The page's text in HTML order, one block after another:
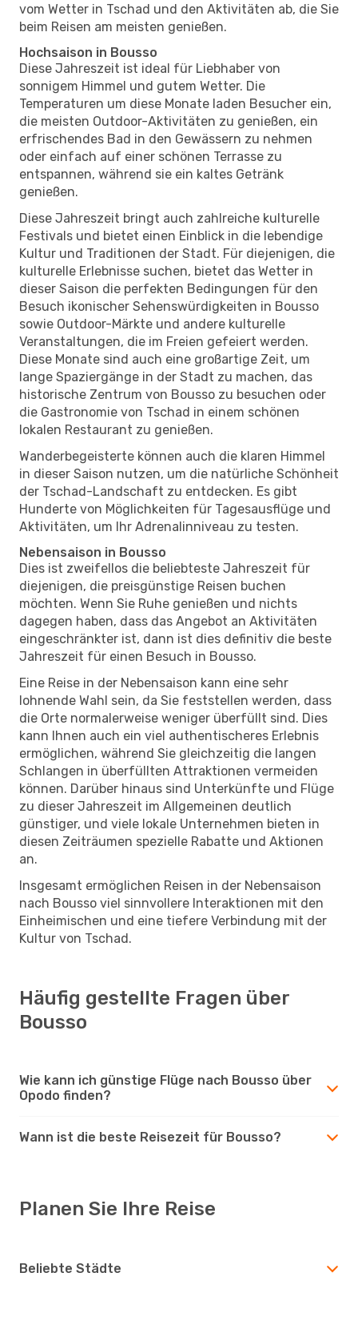
vom Wetter in Tschad und den Aktivitäten ab, die Sie
beim Reisen am meisten genießen.
Hochsaison in Bousso
Diese Jahreszeit ist ideal für Liebhaber von
sonnigem Himmel und gutem Wetter. Die
Temperaturen um diese Monate laden Besucher ein,
die meisten Outdoor-Aktivitäten zu genießen, ein
erfrischendes Bad in den Gewässern zu nehmen
oder einfach auf einer schönen Terrasse zu
entspannen, während sie ein kaltes Getränk
genießen.
Diese Jahreszeit bringt auch zahlreiche kulturelle
Festivals und bietet einen Einblick in die lebendige
Kultur und Traditionen der Stadt. Für diejenigen, die
kulturelle Erlebnisse suchen, bietet das Wetter in
dieser Saison die perfekten Bedingungen für den
Besuch ikonischer Sehenswürdigkeiten in Bousso
sowie Outdoor-Märkte und andere kulturelle
Veranstaltungen, die im Freien gefeiert werden.
Diese Monate sind auch eine großartige Zeit, um
lange Spaziergänge in der Stadt zu machen, das
historische Zentrum von Bousso zu besuchen oder
die Gastronomie von Tschad in einem schönen
lokalen Restaurant zu genießen.
Wanderbegeisterte können auch die klaren Himmel
in dieser Saison nutzen, um die natürliche Schönheit
der Tschad-Landschaft zu entdecken. Es gibt
Hunderte von Möglichkeiten für Tagesausflüge und
Aktivitäten, um Ihr Adrenalinniveau zu testen.
Nebensaison in Bousso
Dies ist zweifellos die beliebteste Jahreszeit für
diejenigen, die preisgünstige Reisen buchen
möchten. Wenn Sie Ruhe genießen und nichts
dagegen haben, dass das Angebot an Aktivitäten
eingeschränkter ist, dann ist dies definitiv die beste
Jahreszeit für einen Besuch in Bousso.
Eine Reise in der Nebensaison kann eine sehr
lohnende Wahl sein, da Sie feststellen werden, dass
die Orte normalerweise weniger überfüllt sind. Dies
kann Ihnen auch ein viel authentischeres Erlebnis
ermöglichen, während Sie gleichzeitig die langen
Schlangen in überfüllten Attraktionen vermeiden
können. Darüber hinaus sind Unterkünfte und Flüge
zu dieser Jahreszeit im Allgemeinen deutlich
günstiger, und viele lokale Unternehmen bieten in
diesen Zeiträumen spezielle Rabatte und Aktionen
an.
Insgesamt ermöglichen Reisen in der Nebensaison
nach Bousso viel sinnvollere Interaktionen mit den
Einheimischen und eine tiefere Verbindung mit der
Kultur von Tschad.
Häufig gestellte Fragen über
Bousso
Wie kann ich günstige Flüge nach Bousso über
Opodo finden?
Wann ist die beste Reisezeit für Bousso?
Planen Sie Ihre Reise
Beliebte Städte